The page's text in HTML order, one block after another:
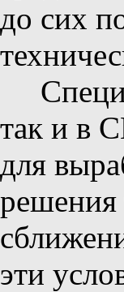
до сих
так и в
для
решения
эти